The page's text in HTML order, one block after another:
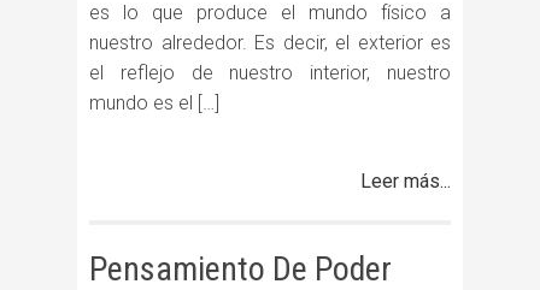
es lo que produce el mundo físico a
nuestro alrededor. Es decir, el exterior es
el reflejo de nuestro interior, nuestro
mundo es el […]
Leer más...
Pensamiento De Poder